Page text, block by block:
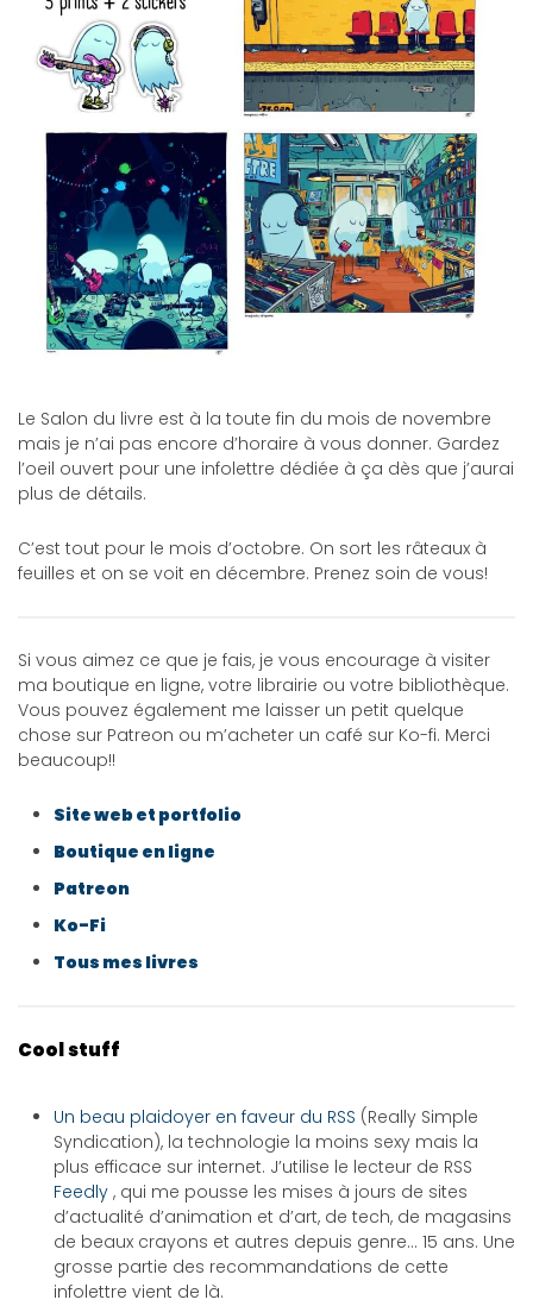
Le Salon du livre est à la toute fin du mois de novembre
mais je n’ai pas encore d’horaire à vous donner. Gardez
l’oeil ouvert pour une infolettre dédiée à ça dès que j’aurai
plus de détails.
C’est tout pour le mois d’octobre. On sort les râteaux à
feuilles et on se voit en décembre. Prenez soin de vous!
Si vous aimez ce que je fais, je vous encourage à visiter
ma boutique en ligne, votre librairie ou votre bibliothèque.
Vous pouvez également me laisser un petit quelque
chose sur Patreon ou m’acheter un café sur Ko-fi. Merci
beaucoup!!
Site web et portfolio
Boutique en ligne
Patreon
Ko-Fi
Tous mes livres
Cool stuff
Un beau plaidoyer en faveur du RSS (Really Simple
Syndication), la technologie la moins sexy mais la
plus efficace sur internet. J’utilise le lecteur de RSS
Feedly , qui me pousse les mises à jours de sites
d’actualité d’animation et d’art, de tech, de magasins
de beaux crayons et autres depuis genre… 15 ans. Une
grosse partie des recommandations de cette
infolettre vient de là.